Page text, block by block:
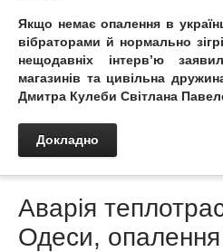
Якщо немає опалення в
вібраторами й нормально
нещодавніх інтерв’ю
магазинів та цивільна
Дмитра Кулеби Світлана
Докладно
Аварія
Одеси, опалення